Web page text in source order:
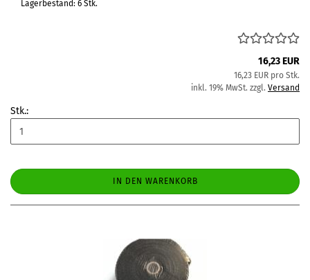
Lagerbestand: 6 Stk.
16,23 EUR
16,23 EUR pro Stk.
inkl. 19% MwSt. zzgl. Versand
Stk.:
IN DEN WARENKORB